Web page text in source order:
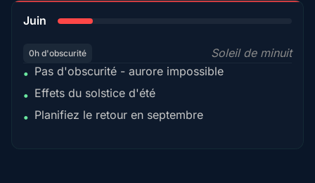
Juin
0h d'obscurité
Soleil de minuit
• Pas d'obscurité - aurore impossible
• Effets du solstice d'été
• Planifiez le retour en septembre